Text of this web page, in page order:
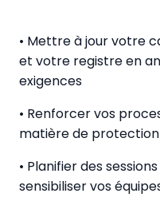
• Mettre à jour votre
et votre registre en
exigences
• Renforcer vos
matière de
• Planifier des
sensibiliser vos